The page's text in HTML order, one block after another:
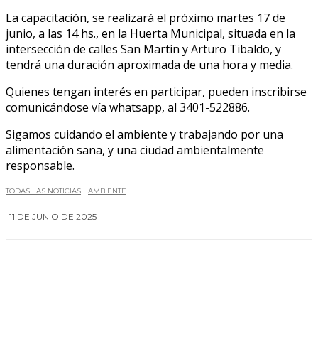
La capacitación, se realizará el próximo martes 17 de
junio, a las 14 hs., en la Huerta Municipal, situada en la
intersección de calles San Martín y Arturo Tibaldo, y
tendrá una duración aproximada de una hora y media.
Quienes tengan interés en participar, pueden inscribirse
comunicándose vía whatsapp, al 3401-522886.
Sigamos cuidando el ambiente y trabajando por una
alimentación sana, y una ciudad ambientalmente
responsable.
TODAS LAS NOTICIAS AMBIENTE
11 DE JUNIO DE 2025